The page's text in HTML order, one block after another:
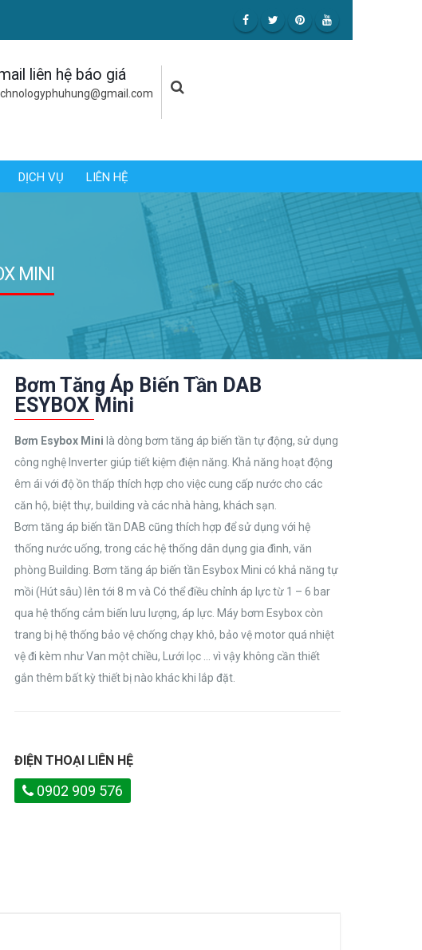
liên hệ báo giá
DỊCH VỤ LIÊN HỆ
MINI
Bơm Tăng Áp Biến Tần DAB
ESYBOX Mini
Bơm Esybox Mini là dòng bơm tăng áp biến tần tự động, sử dụng
công nghệ Inverter giúp tiết kiệm điện năng. Khả năng hoạt động
êm ái với độ ồn thấp thích hợp cho việc cung cấp nước cho các
căn hộ, biệt thự, building và các nhà hàng, khách sạn.
Bơm tăng áp biến tần DAB cũng thích hợp để sử dụng với hệ
thống nước uống, trong các hệ thống dân dụng gia đình, văn
phòng Building. Bơm tăng áp biến tần Esybox Mini có khả năng tự
mồi (Hút sâu) lên tới 8 m và Có thể điều chỉnh áp lực từ 1 – 6 bar
qua hệ thống cảm biến lưu lượng, áp lực. Máy bơm Esybox còn
trang bị hệ thống bảo vệ chống chạy khô, bảo vệ motor quá nhiệt
vệ đi kèm như Van một chiều, Lưới lọc … vì vậy không cần thiết
gắn thêm bất kỳ thiết bị nào khác khi lắp đặt.
ĐIỆN THOẠI LIÊN HỆ
0902 909 576